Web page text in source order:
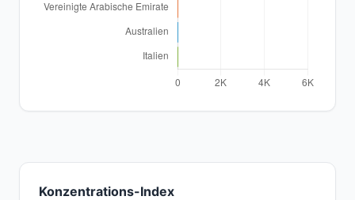
Konzentrations-Index